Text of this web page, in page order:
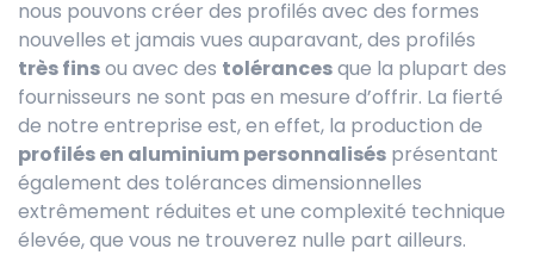
nous pouvons créer des profilés avec des formes
nouvelles et jamais vues auparavant, des profilés
très finsou avec des tolérancesque la plupart des
fournisseurs ne sont pas en mesure d’offrir. La fierté
de notre entreprise est, en effet, la production de
profilés en aluminium personnalisés présentant
également des tolérances dimensionnelles
extrêmement réduites et une complexité technique
élevée, que vous ne trouverez nulle part ailleurs.